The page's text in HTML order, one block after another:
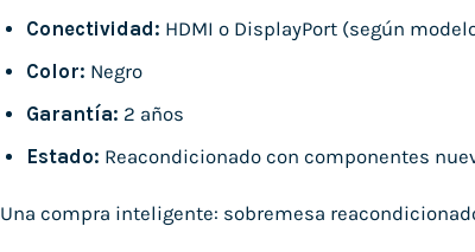
Conectividad: HDMI o DisplayPort (según
Color: Negro
Garantía: 2 años
Estado: Reacondicionado con componentes
Una compra inteligente: sobremesa